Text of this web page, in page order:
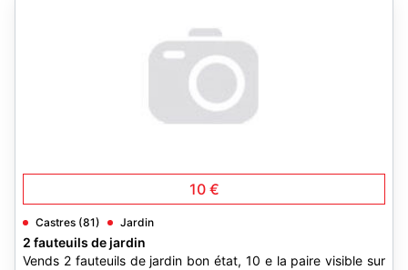
10 €
Castres (81) Jardin
2 fauteuils de jardin
Vends 2 fauteuils de jardin bon état, 10 e la paire visible sur